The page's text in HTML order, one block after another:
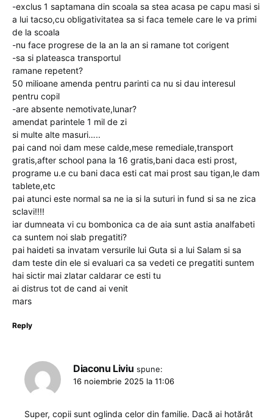
-exclus 1 saptamana din scoala sa stea acasa pe capu masi si
a lui tacso,cu obligativitatea sa si faca temele care le va primi
de la scoala
-nu face progrese de la an la an si ramane tot corigent
-sa si plateasca transportul
ramane repetent?
50 milioane amenda pentru parinti ca nu si dau interesul
pentru copil
-are absente nemotivate,lunar?
amendat parintele 1 mil de zi
si multe alte masuri…..
pai cand noi dam mese calde,mese remediale,transport
gratis,after school pana la 16 gratis,bani daca esti prost,
programe u.e cu bani daca esti cat mai prost sau tigan,le dam
tablete,etc
pai atunci este normal sa ne ia si la suturi in fund si sa ne zica
sclavi!!!!
iar dumneata vi cu bombonica ca de aia sunt astia analfabeti
ca suntem noi slab pregatiti?
pai haideti sa invatam versurile lui Guta si a lui Salam si sa
dam teste din ele si evaluari ca sa vedeti ce pregatiti suntem
hai sictir mai zlatar caldarar ce esti tu
ai distrus tot de cand ai venit
mars
Reply
Diaconu Liviu spune:
16 noiembrie 2025 la 11:06
Super, copii sunt oglinda celor din familie. Dacă ai hotărât